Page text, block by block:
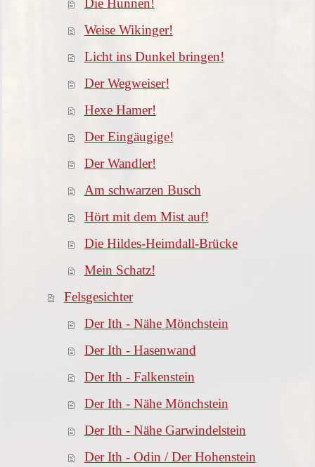
Weise Wikinger!
Licht ins Dunkel bringen!
Der Wegweiser!
Hexe Hamer!
Der Eingäugige!
Der Wandler!
Am schwarzen Busch
Hört mit dem Mist auf!
Die Hildes-Heimdall-Brücke
Mein Schatz!
Felsgesichter
Der Ith - Nähe Mönchstein
Der Ith - Hasenwand
Der Ith - Falkenstein
Der Ith - Nähe Mönchstein
Der Ith - Nähe Garwindelstein
Der Ith - Odin / Der Hohenstein